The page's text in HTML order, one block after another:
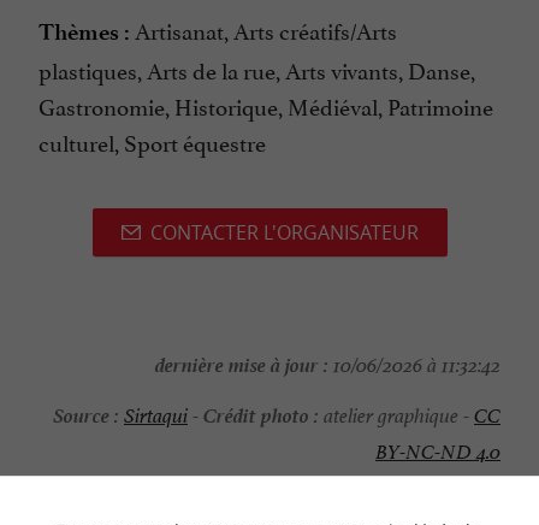
Thèmes : Artisanat, Arts créatifs/Arts
plastiques, Arts de la rue, Arts vivants, Danse,
Gastronomie, Historique, Médiéval, Patrimoine
culturel, Sport équestre
CONTACTER L'ORGANISATEUR
dernière mise à jour : 10/06/2026 à 11:32:42
Source : Sirtaqui-Crédit photo : atelier graphique -CC
BY-NC-ND 4.0